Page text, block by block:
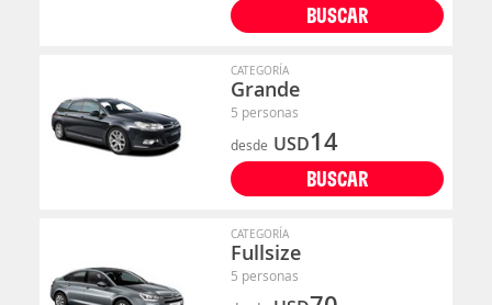
BUSCAR
CATEGORÍA
Grande
5 personas
desde USD14
BUSCAR
CATEGORÍA
Fullsize
5 personas